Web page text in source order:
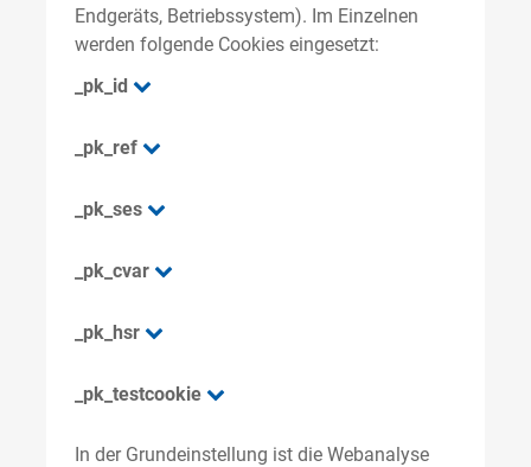
Endgeräts, Betriebssystem). Im Einzelnen
werden folgende Cookies eingesetzt:
_pk_id
_pk_ref
_pk_ses
_pk_cvar
_pk_hsr
_pk_testcookie
In der Grundeinstellung ist die Webanalyse